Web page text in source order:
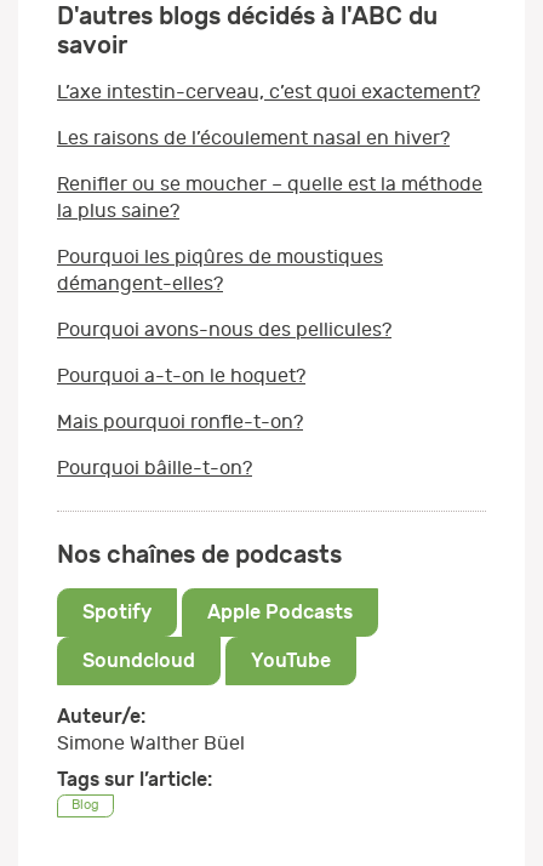
D'autres blogs décidés à l'ABC du
savoir
L’axe intestin-cerveau, c’est quoi exactement?
Les raisons de l’écoulement nasal en hiver?
Renifler ou se moucher – quelle est la méthode
la plus saine?
Pourquoi les piqûres de moustiques
démangent-elles?
Pourquoi avons-nous des pellicules?
Pourquoi a-t-on le hoquet?
Mais pourquoi ronfle-t-on?
Pourquoi bâille-t-on?
Nos chaînes de podcasts
Spotify Apple Podcasts
Soundcloud YouTube
Auteur/e:
Simone Walther Büel
Tags sur l’article:
Blog